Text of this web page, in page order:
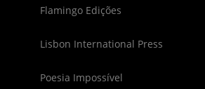
Flamingo Edições
Lisbon International Press
Poesia Impossível